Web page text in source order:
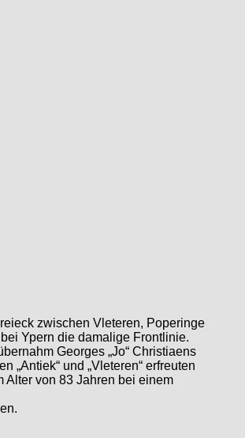
zwischen Vleteren, Poperinge
Ypern die damalige Frontlinie.
Georges „Jo“ Christiaens
„Antiek“ und „Vleteren“ erfreuten
Alter von 83 Jahren bei einem